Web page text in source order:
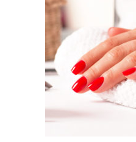
AJOUTER